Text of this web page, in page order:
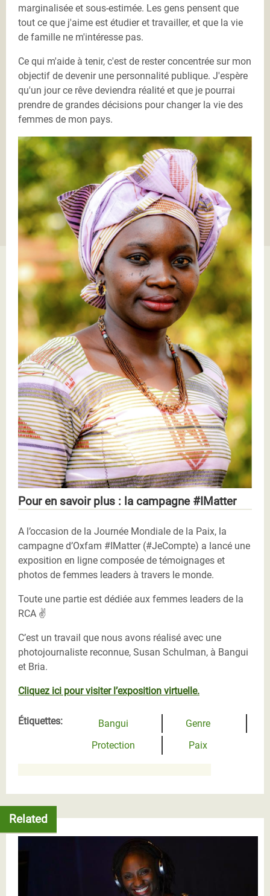
marginalisée et sous-estimée. Les gens pensent que
tout ce que j'aime est étudier et travailler, et que la vie
de famille ne m'intéresse pas.
Ce qui m'aide à tenir, c'est de rester concentrée sur mon
objectif de devenir une personnalité publique. J'espère
qu'un jour ce rêve deviendra réalité et que je pourrai
prendre de grandes décisions pour changer la vie des
femmes de mon pays.
Rosalie-Kobo-Beth-min.jpg
Pour en savoir plus : la campagne #IMatter
A l’occasion de la Journée Mondiale de la Paix, la
campagne d’Oxfam #IMatter (#JeCompte) a lancé une
exposition en ligne composée de témoignages et
photos de femmes leaders à travers le monde.
Toute une partie est dédiée aux femmes leaders de la
RCA ✌
C’est un travail que nous avons réalisé avec une
photojournaliste reconnue, Susan Schulman, à Bangui
et Bria.
Cliquez ici pour visiter l’exposition virtuelle.
Étiquettes: Bangui
Genre
Protection
Paix
Related